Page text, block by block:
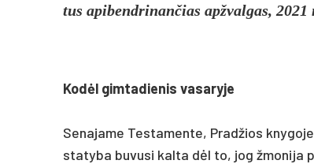
tus api­bend­ri­nan­čias ap­žval­gas,
Kodėl gim­ta­die­nis va­sa­ry­je
Se­na­ja­me Tes­ta­men­te, Prad­žios
sta­ty­ba bu­vu­si kal­ta dėl to, jog žmo­ni­ja